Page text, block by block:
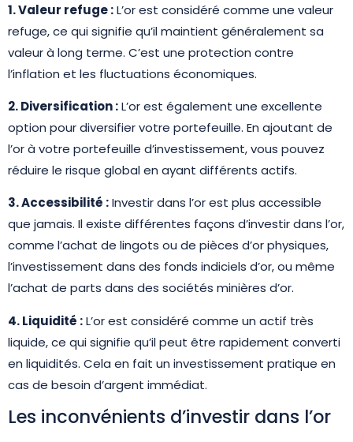
1. Valeur refuge :L’or est considéré comme une valeur
refuge, ce qui signifie qu’il maintient généralement sa
valeur à long terme. C’est une protection contre
l’inflation et les fluctuations économiques.
2. Diversification :L’or est également une excellente
option pour diversifier votre portefeuille. En ajoutant de
l’or à votre portefeuille d’investissement, vous pouvez
réduire le risque global en ayant différents actifs.
3. Accessibilité :Investir dans l’or est plus accessible
que jamais. Il existe différentes façons d’investir dans l’or,
comme l’achat de lingots ou de pièces d’or physiques,
l’investissement dans des fonds indiciels d’or, ou même
l’achat de parts dans des sociétés minières d’or.
4. Liquidité :L’or est considéré comme un actif très
liquide, ce qui signifie qu’il peut être rapidement converti
en liquidités. Cela en fait un investissement pratique en
cas de besoin d’argent immédiat.
Les inconvénients d’investir dans l’or